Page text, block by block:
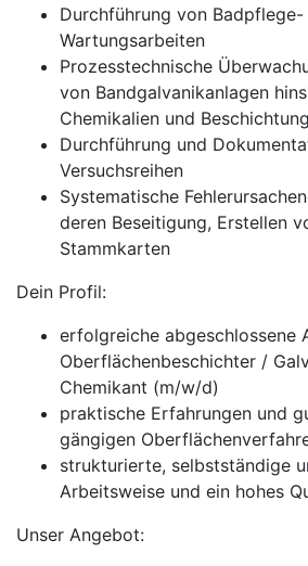
Durchführung von Badpflege-
Wartungsarbeiten
Prozesstechnische
von Bandgalvanikanlagen
Chemikalien und
Durchführung und
Versuchsreihen
Systematische
deren Beseitigung, Erstellen
Stammkarten
Dein Profil:
erfolgreiche abgeschlossene
Oberflächenbeschichter /
Chemikant (m/w/d)
praktische Erfahrungen und
gängigen
strukturierte, selbstständige
Arbeitsweise und ein hohes
Unser Angebot: